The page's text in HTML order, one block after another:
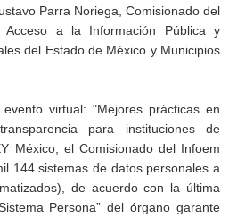
Parra Noriega, Comisionado del
Acceso a la Información Pública y
del Estado de México y Municipios
virtual: "Mejores prácticas en
para instituciones de
México, el Comisionado del Infoem
144 sistemas de datos personales a
de acuerdo con la última
Persona” del órgano garante